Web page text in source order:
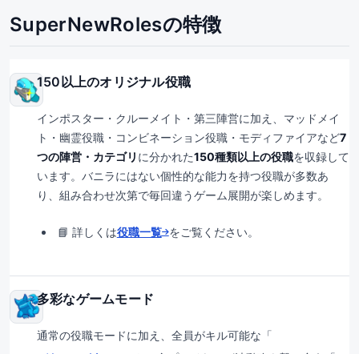
SuperNewRolesの特徴
150以上のオリジナル役職
インポスター・クルーメイト・第三陣営に加え、マッドメイ
ト・幽霊役職・コンビネーション役職・モディファイアなど7
つの陣営・カテゴリ に分かれた150種類以上の役職を収録して
います。バニラにはない個性的な能力を持つ役職が多数あ
り、組み合わせ次第で毎回違うゲーム展開が楽しめます。
📘 詳しくは役職一覧 をご覧ください。
多彩なゲームモード
通常の役職モードに加え、全員がキル可能な「